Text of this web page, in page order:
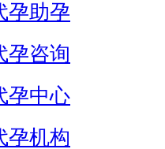
孕助孕
孕咨询
孕中心
孕机构